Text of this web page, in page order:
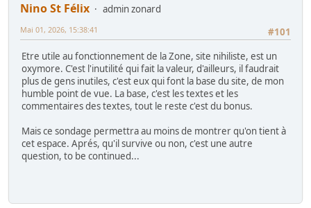
Nino St Félix
admin zonard
#101
Mai 01, 2026, 15:38:41
Etre utile au fonctionnement de la Zone, site nihiliste, est un
oxymore. C'est l'inutilité qui fait la valeur, d'ailleurs, il faudrait
plus de gens inutiles, c'est eux qui font la base du site, de mon
humble point de vue. La base, c'est les textes et les
commentaires des textes, tout le reste c'est du bonus.
Mais ce sondage permettra au moins de montrer qu'on tient à
cet espace. Aprés, qu'il survive ou non, c'est une autre
question, to be continued...